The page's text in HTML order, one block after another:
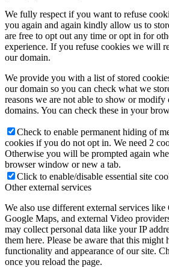
We fully respect if you want to refuse
you again and again kindly allow us to
are free to opt out any time or opt in for
experience. If you refuse cookies we will
our domain.
We provide you with a list of stored
our domain so you can check what we
reasons we are not able to show or
domains. You can check these in your
Check to enable permanent hiding of
cookies if you do not opt in. We need 2
Otherwise you will be prompted again
browser window or new a tab.
Click to enable/disable essential site
Other external services
We also use different external services
Google Maps, and external Video
may collect personal data like your IP
them here. Please be aware that this might
functionality and appearance of our site.
once you reload the page.